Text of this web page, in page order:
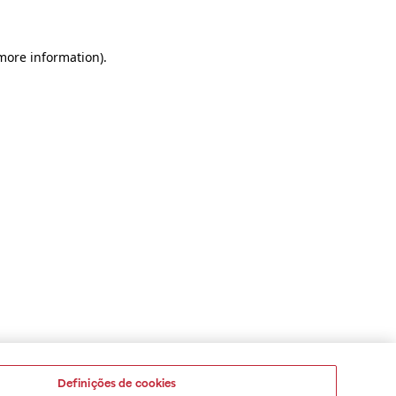
information).
Definições de cookies